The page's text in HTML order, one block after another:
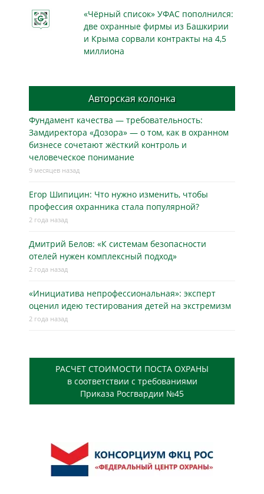
«Чёрный список» УФАС пополнился:
две охранные фирмы из Башкирии
и Крыма сорвали контракты на 4,5
миллиона
Авторская колонка
Фундамент качества — требовательность:
Замдиректора «Дозора» — о том, как в охранном
бизнесe сочетают жёсткий контроль и
человеческое понимание
9 месяцев назад
Егор Шипицин: Что нужно изменить, чтобы
профессия охранника стала популярной?
2 года назад
Дмитрий Белов: «К системам безопасности
отелей нужен комплексный подход»
2 года назад
«Инициатива непрофессиональная»: эксперт
оценил идею тестирования детей на экстремизм
2 года назад
РАСЧЕТ СТОИМОСТИ ПОСТА ОХРАНЫ
в соответствии с требованиями
Приказа Росгвардии №45